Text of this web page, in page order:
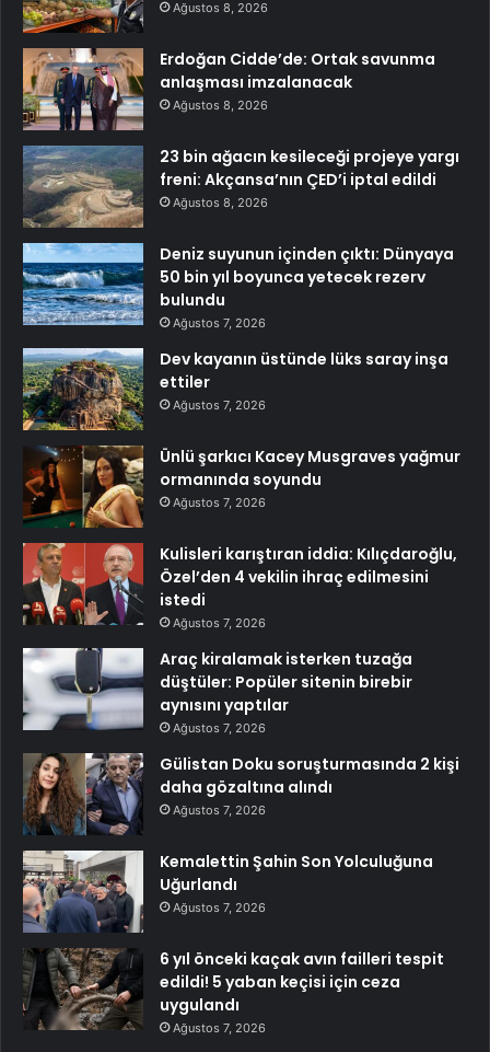
Ağustos 8, 2026
Erdoğan Cidde’de: Ortak savunma
anlaşması imzalanacak
Ağustos 8, 2026
23 bin ağacın kesileceği projeye yargı
freni: Akçansa’nın ÇED’i iptal edildi
Ağustos 8, 2026
Deniz suyunun içinden çıktı: Dünyaya
50 bin yıl boyunca yetecek rezerv
bulundu
Ağustos 7, 2026
Dev kayanın üstünde lüks saray inşa
ettiler
Ağustos 7, 2026
Ünlü şarkıcı Kacey Musgraves yağmur
ormanında soyundu
Ağustos 7, 2026
Kulisleri karıştıran iddia: Kılıçdaroğlu,
Özel’den 4 vekilin ihraç edilmesini
istedi
Ağustos 7, 2026
Araç kiralamak isterken tuzağa
düştüler: Popüler sitenin birebir
aynısını yaptılar
Ağustos 7, 2026
Gülistan Doku soruşturmasında 2 kişi
daha gözaltına alındı
Ağustos 7, 2026
Kemalettin Şahin Son Yolculuğuna
Uğurlandı
Ağustos 7, 2026
6 yıl önceki kaçak avın failleri tespit
edildi! 5 yaban keçisi için ceza
uygulandı
Ağustos 7, 2026